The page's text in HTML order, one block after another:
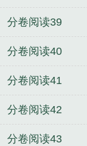
分卷阅读39
分卷阅读40
分卷阅读41
分卷阅读42
分卷阅读43